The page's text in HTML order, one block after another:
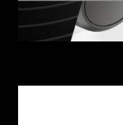
Melden Sie sich